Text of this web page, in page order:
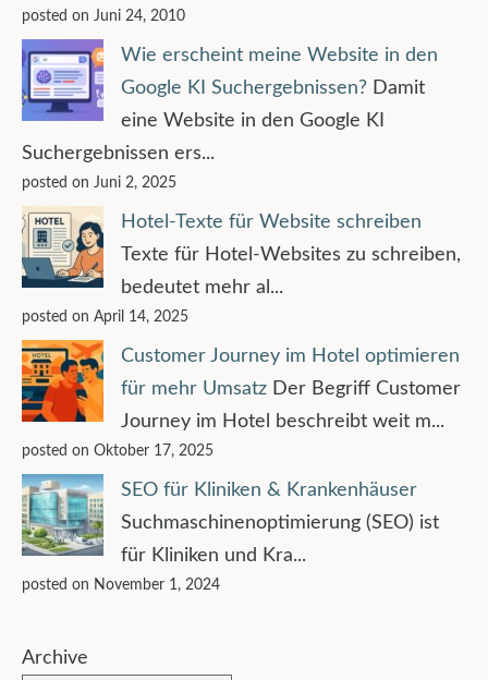
posted on Juni 24, 2010
Wie erscheint meine Website in den
Google KI Suchergebnissen? Damit
eine Website in den Google KI
Suchergebnissen ers...
posted on Juni 2, 2025
Hotel-Texte für Website schreiben
Texte für Hotel-Websites zu schreiben,
bedeutet mehr al...
posted on April 14, 2025
Customer Journey im Hotel optimieren
für mehr Umsatz Der Begriff Customer
Journey im Hotel beschreibt weit m...
posted on Oktober 17, 2025
SEO für Kliniken & Krankenhäuser
Suchmaschinenoptimierung (SEO) ist
für Kliniken und Kra...
posted on November 1, 2024
Archive